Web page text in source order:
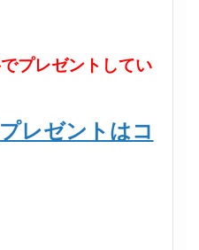
プレゼントしてい
レゼントはコ